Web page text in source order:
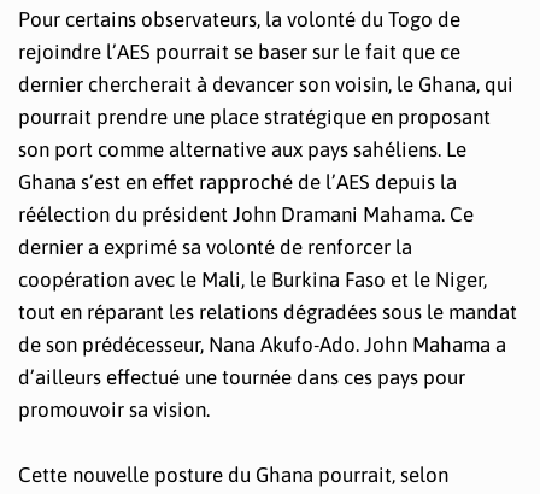
Pour certains observateurs, la volonté du Togo de
rejoindre l’AES pourrait se baser sur le fait que ce
dernier chercherait à devancer son voisin, le Ghana, qui
pourrait prendre une place stratégique en proposant
son port comme alternative aux pays sahéliens. Le
Ghana s’est en effet rapproché de l’AES depuis la
réélection du président John Dramani Mahama. Ce
dernier a exprimé sa volonté de renforcer la
coopération avec le Mali, le Burkina Faso et le Niger,
tout en réparant les relations dégradées sous le mandat
de son prédécesseur, Nana Akufo-Ado. John Mahama a
d’ailleurs effectué une tournée dans ces pays pour
promouvoir sa vision.
Cette nouvelle posture du Ghana pourrait, selon